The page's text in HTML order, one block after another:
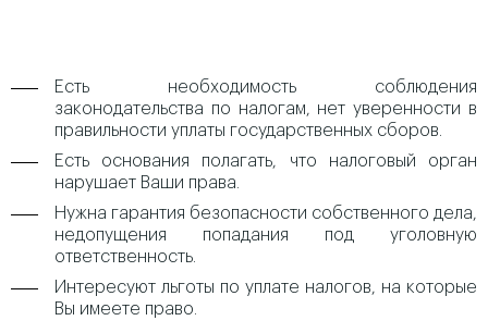
Есть необходимость соблюдения
законодательства по налогам, нет уверенности в
правильности уплаты государственных сборов.
Есть основания полагать, что налоговый орган
нарушает Ваши права.
Нужна гарантия безопасности собственного дела,
недопущения попадания под уголовную
ответственность.
Интересуют льготы по уплате налогов, на которые
Вы имеете право.